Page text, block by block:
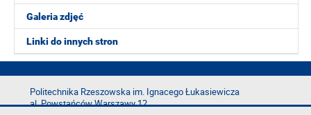
Galeria zdjęć
Linki do innych stron
Politechnika Rzeszowska im. Ignacego Łukasiewicza
al. Powstańców Warszawy 12